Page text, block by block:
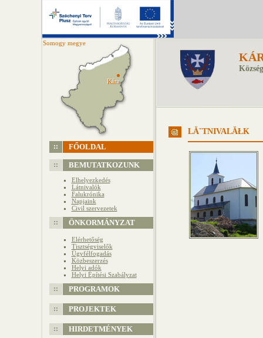
Somogy megye
Kára
Kára
FŐOLDAL
BEMUTATKOZUNK
Elhelyezkedés
Látnivalók
Falukrónika
Napjaink
Civil szervezetek
ÖNKORMÁNYZAT
Elérhetőség
Tisztségviselők
Ügyfélfogadás
Közbeszerzés
Helyi adók
Helyi Építési Szabályzat
PROGRAMOK
PROJEKTEK
HIRDETMÉNYEK
LĂˇTNIVALĂŁK